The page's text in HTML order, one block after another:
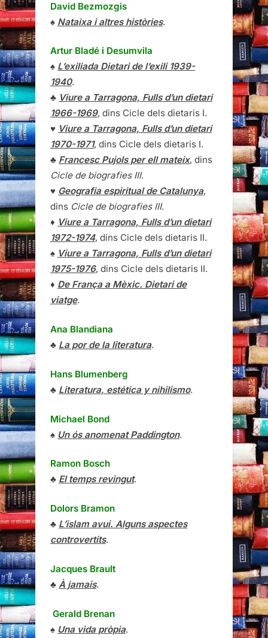
David Bezmozgis
♠ Nataixa i altres històries.
Artur Bladé i Desumvila
♠ L’exiliada Dietari de l’exili 1939-
1940.
♣ Viure a Tarragona, Fulls d’un dietari
1966-1969, dins Cicle dels dietaris I.
♥ Viure a Tarragona, Fulls d’un dietari
1970-1971, dins Cicle dels dietaris I.
♣ Francesc Pujols per ell mateix, dins
Cicle de biografies III.
♥ Geografia espiritual de Catalunya,
dins Cicle de biografies III.
♦ Viure a Tarragona, Fulls d’un dietari
1972-1974, dins Cicle dels dietaris II.
♠ Viure a Tarragona, Fulls d’un dietari
1975-1976, dins Cicle dels dietaris II.
♦ De França a Mèxic. Dietari de
viatge.
Ana Blandiana
♣ La por de la literatura.
Hans Blumenberg
♣ Literatura, estética y nihilismo.
Michael Bond
♠ Un ós anomenat Paddington.
Ramon Bosch
♣ El temps revingut.
Dolors Bramon
♣ L’islam avui. Alguns aspectes
controvertits.
Jacques Brault
♣ À jamais.
Gerald Brenan
♠ Una vida pròpia.